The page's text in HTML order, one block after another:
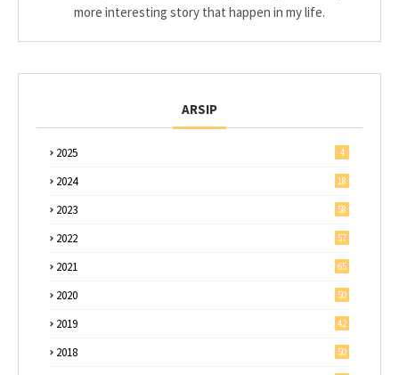
more interesting story that happen in my life.
ARSIP
2025 4
2024 18
2023 58
2022 57
2021 65
2020 50
2019 42
2018 50